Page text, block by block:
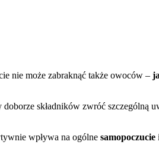
nie może zabraknąć także owoców –
doborze składników zwróć szczególną
wpływa na ogólne samopoczucie i